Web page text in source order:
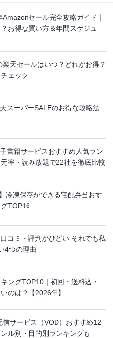
Amazonセール完全攻略ガイド｜
お得な買い方＆年間スケジュ
楽天セールはいつ？どれがお得？
ェック
スーパーSALEのお得な攻略法
書籍サービスおすすめ人気ラン
率・読み放題で22社を徹底比較
冷凍保存ができる宅配弁当おす
TOP16
コミ・評判がひどい それでも私
4つの理由
ングTOP10｜初回・送料込・
のは？【2026年】
信サービス（VOD）おすすめ12
ル別・目的別ランキングも